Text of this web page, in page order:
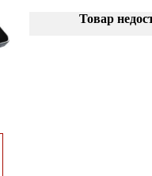
Товар